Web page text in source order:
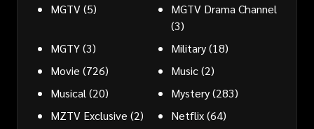
MGTV(5)
MGTV Drama Channel
(3)
MGTY(3) Military(18)
Movie (726) Music(2)
Musical (20) Mystery(283)
MZTV Exclusive (2) Netflix(64)